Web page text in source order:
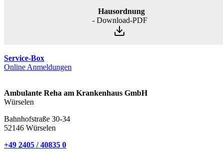
Hausordnung
- Download-PDF
Service-Box
Online Anmeldungen
Ambulante Reha am Krankenhaus GmbH
Würselen
Bahnhofstraße 30-34
52146 Würselen
+49 2405 / 40835 0